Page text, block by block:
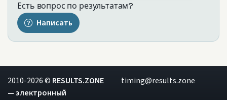
Есть вопрос по результатам?
Написать
2010-2026 © RESULTS.ZONE
— электронный
timing@results.zone